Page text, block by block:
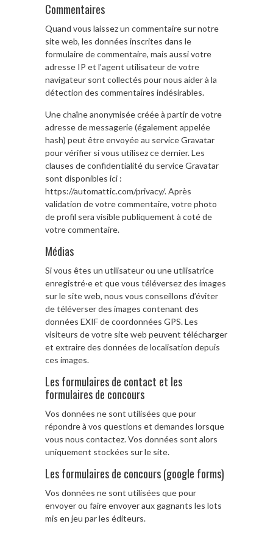
Commentaires
Quand vous laissez un commentaire sur notre
site web, les données inscrites dans le
formulaire de commentaire, mais aussi votre
adresse IP et l’agent utilisateur de votre
navigateur sont collectés pour nous aider à la
détection des commentaires indésirables.
Une chaîne anonymisée créée à partir de votre
adresse de messagerie (également appelée
hash) peut être envoyée au service Gravatar
pour vérifier si vous utilisez ce dernier. Les
clauses de confidentialité du service Gravatar
sont disponibles ici :
https://automattic.com/privacy/. Après
validation de votre commentaire, votre photo
de profil sera visible publiquement à coté de
votre commentaire.
Médias
Si vous êtes un utilisateur ou une utilisatrice
enregistré·e et que vous téléversez des images
sur le site web, nous vous conseillons d’éviter
de téléverser des images contenant des
données EXIF de coordonnées GPS. Les
visiteurs de votre site web peuvent télécharger
et extraire des données de localisation depuis
ces images.
Les formulaires de contact et les
formulaires de concours
Vos données ne sont utilisées que pour
répondre à vos questions et demandes lorsque
vous nous contactez. Vos données sont alors
uniquement stockées sur le site.
Les formulaires de concours (google forms)
Vos données ne sont utilisées que pour
envoyer ou faire envoyer aux gagnants les lots
mis en jeu par les éditeurs.